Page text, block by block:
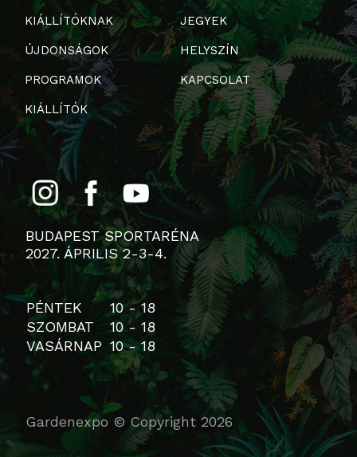
KIÁLLÍTÓKNAK
ÚJDONSÁGOK
PROGRAMOK
KIÁLLÍTÓK
JEGYEK
HELYSZÍN
KAPCSOLAT
BUDAPEST SPORTARÉNA
2027. ÁPRILIS 2-3-4.
PÉNTEK
10 - 18
SZOMBAT
10 - 18
VASÁRNAP 10 - 18
Gardenexpo © Copyright 2026